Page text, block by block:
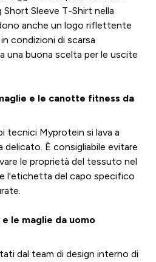
Short Sleeve T-Shirt nella
anche un logo riflettente
condizioni di scarsa
una buona scelta per le uscite
e le canotte fitness da
tecnici Myprotein si lava a
delicato. È consigliabile evitare
le proprietà del tessuto nel
l'etichetta del capo specifico
le maglie da uomo
dal team di design interno di